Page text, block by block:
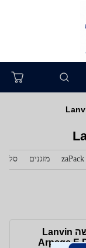
zaPack מזגנים
בושם לאשה Lanvin
Arpege